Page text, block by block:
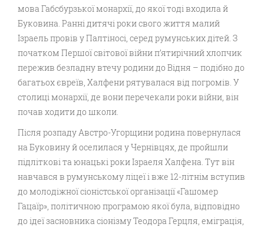
мова Габсбурзької монархії, до якої тоді входила й
Буковина. Ранні дитячі роки свого життя малий
Ізраель провів у Палтіносі, серед румунських дітей. З
початком Першої світової війни п’ятирічний хлопчик
пережив безладну втечу родини до Відня – подібно до
багатьох євреїв, Халфени рятувалася від погромів. У
столиці монархії, де вони перечекали роки війни, він
почав ходити до школи.
Після розпаду Австро-Угорщини родина повернулася
на Буковину й оселилася у Чернівцях, де пройшли
підліткові та юнацькі роки Ізраеля Халфена. Тут він
навчався в румунському ліцеї і вже 12-літнім вступив
до молодіжної сіоністської організації «Гашомер
Гацаїр», політичною програмою якої була, відповідно
до ідеї засновника сіонізму Теодора Герцля, еміграція,